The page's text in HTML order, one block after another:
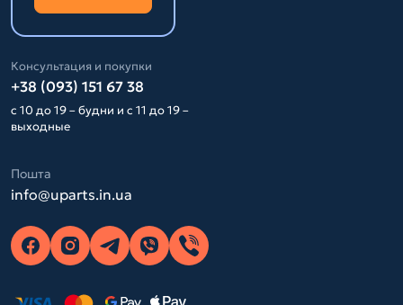
Консультация и покупки
+38 (093) 151 67 38
с 10 до 19 – будни и с 11 до 19 –
выходные
Пошта
info@uparts.in.ua